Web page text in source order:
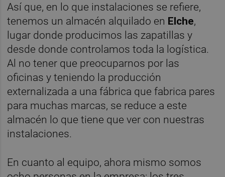
Así que, en lo que instalaciones se refiere,
tenemos un almacén alquilado en Elche,
lugar donde producimos las zapatillas y
desde donde controlamos toda la logística.
Al no tener que preocuparnos por las
oficinas y teniendo la producción
externalizada a una fábrica que fabrica pares
para muchas marcas, se reduce a este
almacén lo que tiene que ver con nuestras
instalaciones.
En cuanto al equipo, ahora mismo somos